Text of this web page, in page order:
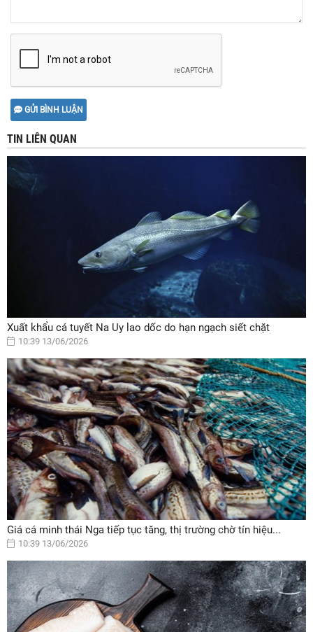
GỬI BÌNH LUẬN
TIN LIÊN QUAN
Xuất khẩu cá tuyết Na Uy lao dốc do hạn ngạch siết chặt
10:39 13/06/2026
Giá cá minh thái Nga tiếp tục tăng, thị trường chờ tín hiệu...
10:39 13/06/2026